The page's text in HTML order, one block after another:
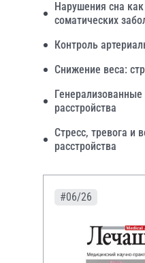
Нарушения сна
соматических
Контроль
Снижение веса:
расстройства
Стресс, тревога и
расстройства
#06/26